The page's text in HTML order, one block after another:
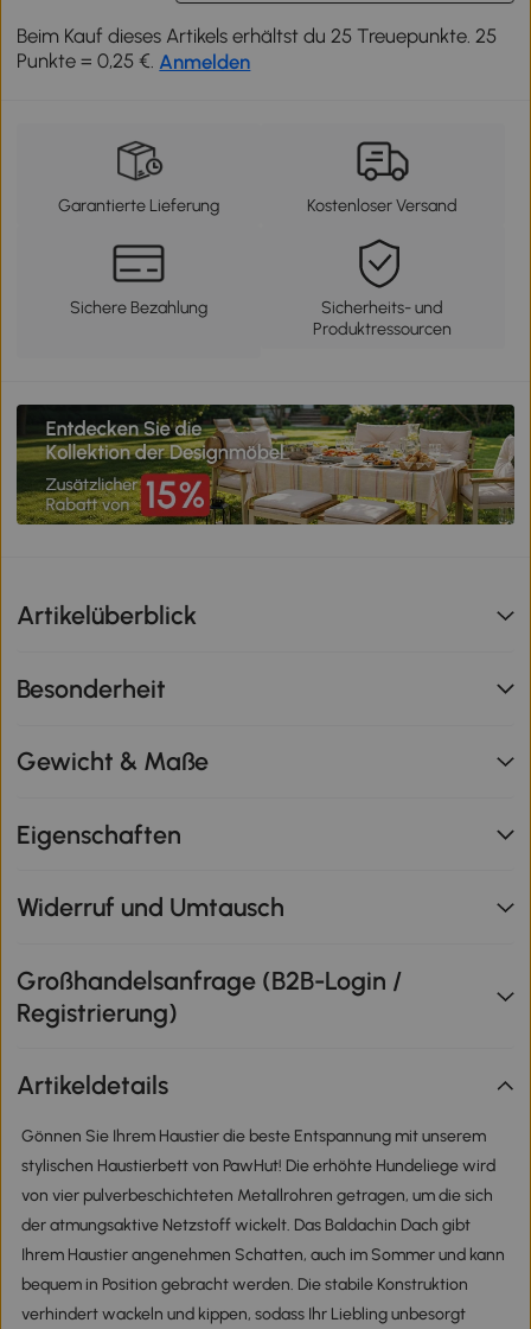
Beim Kauf dieses Artikels erhältst du 25 Treuepunkte. 25
Punkte = 0,25 €. Anmelden
Garantierte Lieferung Kostenloser Versand
Sichere Bezahlung
Sicherheits- und
Produktressourcen
Artikelüberblick
Besonderheit
Gewicht & Maße
Eigenschaften
Widerruf und Umtausch
Großhandelsanfrage (B2B-Login /
Registrierung)
Artikeldetails
Gönnen Sie Ihrem Haustier die beste Entspannung mit unserem
stylischen Haustierbett von PawHut! Die erhöhte Hundeliege wird
von vier pulverbeschichteten Metallrohren getragen, um die sich
der atmungsaktive Netzstoff wickelt. Das Baldachin Dach gibt
Ihrem Haustier angenehmen Schatten, auch im Sommer und kann
bequem in Position gebracht werden. Die stabile Konstruktion
verhindert wackeln und kippen, sodass Ihr Liebling unbesorgt